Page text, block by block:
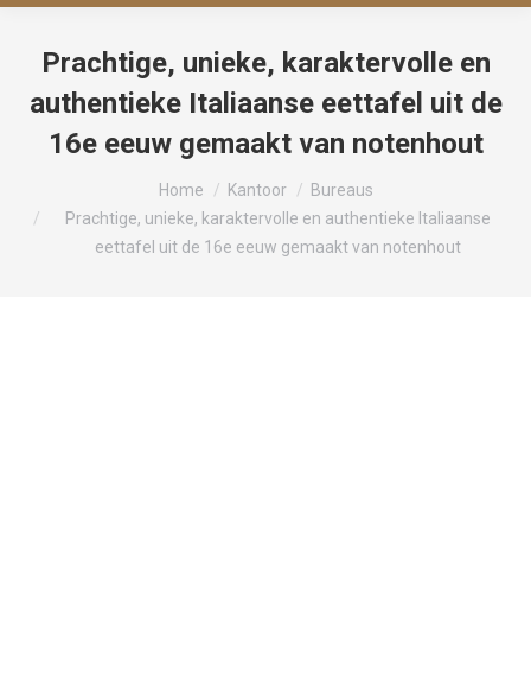
Prachtige, unieke, karaktervolle en
authentieke Italiaanse eettafel uit de
16e eeuw gemaakt van notenhout
Home Kantoor
Bureaus
Prachtige, unieke, karaktervolle en authentieke Italiaanse
eettafel uit de 16e eeuw gemaakt van notenhout